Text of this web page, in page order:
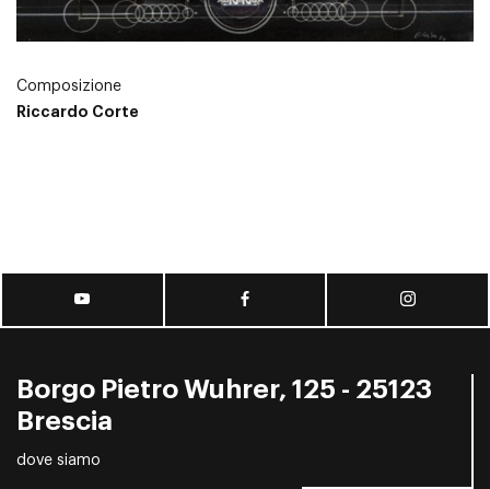
Composizione
Riccardo Corte
Borgo Pietro Wuhrer, 125 - 25123
Brescia
dove siamo